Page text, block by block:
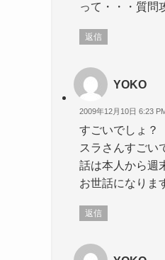
って・・・質問
返信
YOKO
2009年12月10日 6:23
すごいでしょ？
スラさんすごい
話は本人から週
お世話になりま
返信